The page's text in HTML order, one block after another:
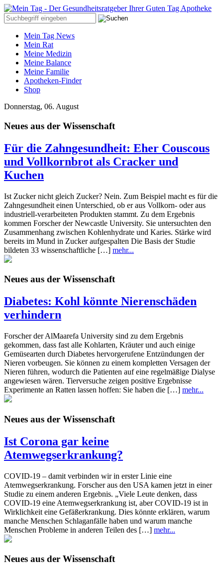
Mein Tag News
Mein Rat
Meine Medizin
Meine Balance
Meine Familie
Apotheken-Finder
Shop
Donnerstag, 06. August
Neues aus der Wissenschaft
Für die Zahngesundheit: Eher Couscous
und Vollkornbrot als Cracker und
Kuchen
Ist Zucker nicht gleich Zucker? Nein. Zum Beispiel macht es für die
Zahngesundheit einen Unterschied, ob er aus Vollkorn- oder aus
industriell-verarbeiteten Produkten stammt. Zu dem Ergebnis
kommen Forscher der Newcastle University. Sie untersuchten den
Zusammenhang zwischen Kohlenhydrate und Karies. Stärke wird
bereits im Mund in Zucker aufgespalten Die Basis der Studie
bildeten 33 wissenschaftliche […] mehr...
Neues aus der Wissenschaft
Diabetes: Kohl könnte Nierenschäden
verhindern
Forscher der AlMaarefa University sind zu dem Ergebnis
gekommen, dass fast alle Kohlarten, Kräuter und auch einige
Gemüsearten durch Diabetes hervorgerufene Entzündungen der
Nieren vorbeugen. Sie können zu einem kompletten Versagen der
Nieren führen, wodurch die Patienten auf eine regelmäßige Dialyse
angewiesen wären. Tierversuche zeigen positive Ergebnisse
Experimente an Ratten lassen hoffen: Sie haben die […] mehr...
Neues aus der Wissenschaft
Ist Corona gar keine
Atemwegserkrankung?
COVID-19 – damit verbinden wir in erster Linie eine
Atemwegserkrankung. Forscher aus den USA kamen jetzt in einer
Studie zu einem anderen Ergebnis. „Viele Leute denken, dass
COVID-19 eine Atemwegserkrankung ist, aber COVID-19 ist in
Wirklichkeit eine Gefäßerkrankung. Dies könnte erklären, warum
manche Menschen Schlaganfälle haben und warum manche
Menschen Probleme in anderen Teilen des […] mehr...
Neues aus der Wissenschaft